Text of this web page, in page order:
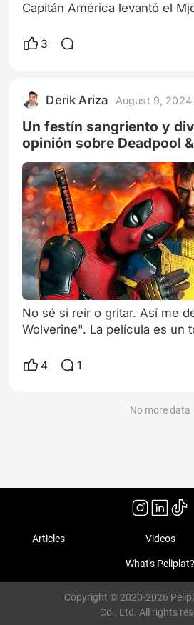
Capitán América levantó el
uno de los puntos
Ver a Steve Rogers, ese
que siempre ha puesto el bien
encima de todo, empuñar el
como
3
Derik Ariza August 9, 2024
Un festín sangriento y
opinión sobre Deadpool
No sé si reír o gritar. Así me
Wolverine". La película es un
pop que te mantiene pegado
buscas pasar un rato
4 1
No more data
Articles Videos
What's Peliplat?
Copyright © 2020-2026
Co., Ltd. All rights